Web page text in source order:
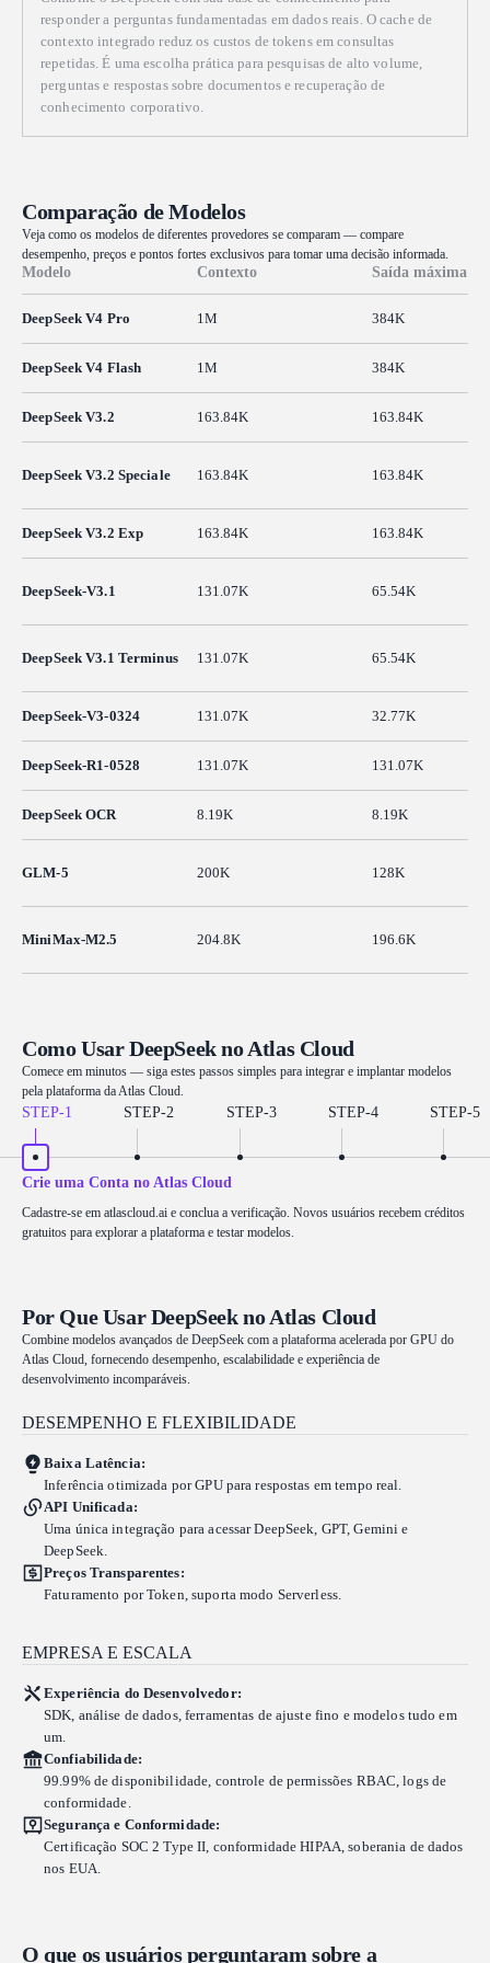
responder a perguntas fundamentadas em dados reais. O cache de
contexto integrado reduz os custos de tokens em consultas
repetidas. É uma escolha prática para pesquisas de alto volume,
perguntas e respostas sobre documentos e recuperação de
conhecimento corporativo.
Comparação de Modelos
Veja como os modelos de diferentes provedores se comparam — compare
desempenho, preços e pontos fortes exclusivos para tomar uma decisão informada.
Modelo Contexto Saída máxima
DeepSeek V4 Pro 1M 384K
DeepSeek V4 Flash 1M 384K
DeepSeek V3.2 163.84K 163.84K
DeepSeek V3.2 Speciale 163.84K 163.84K
DeepSeek V3.2 Exp 163.84K 163.84K
DeepSeek-V3.1 131.07K 65.54K
DeepSeek V3.1 Terminus 131.07K 65.54K
DeepSeek-V3-0324 131.07K 32.77K
DeepSeek-R1-0528 131.07K 131.07K
DeepSeek OCR 8.19K 8.19K
GLM-5 200K 128K
MiniMax-M2.5 204.8K 196.6K
Como Usar DeepSeek no Atlas Cloud
Comece em minutos — siga estes passos simples para integrar e implantar modelos
pela plataforma da Atlas Cloud.
STEP-1 STEP-2 STEP-3 STEP-4 STEP-5
Crie uma Conta no Atlas Cloud
Cadastre-se em atlascloud.ai e conclua a verificação. Novos usuários recebem créditos
gratuitos para explorar a plataforma e testar modelos.
Por Que Usar DeepSeek no Atlas Cloud
Combine modelos avançados de DeepSeek com a plataforma acelerada por GPU do
Atlas Cloud, fornecendo desempenho, escalabilidade e experiência de
desenvolvimento incomparáveis.
DESEMPENHO E FLEXIBILIDADE
Baixa Latência:
Inferência otimizada por GPU para respostas em tempo real.
API Unificada:
Uma única integração para acessar DeepSeek, GPT, Gemini e
DeepSeek.
Preços Transparentes:
Faturamento por Token, suporta modo Serverless.
EMPRESA E ESCALA
Experiência do Desenvolvedor:
SDK, análise de dados, ferramentas de ajuste fino e modelos tudo em
um.
Confiabilidade:
99.99% de disponibilidade, controle de permissões RBAC, logs de
conformidade.
Segurança e Conformidade:
Certificação SOC 2 Type II, conformidade HIPAA, soberania de dados
nos EUA.
O que os usuários perguntaram sobre a